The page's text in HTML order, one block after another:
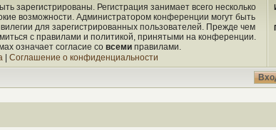
зарегистрированы. Регистрация занимает всего несколько
возможности. Администратором конференции могут быть
для зарегистрированных пользователей. Прежде чем
с правилами и политикой, принятыми на конференции.
означает согласие со всеми правилами.
| Соглашение о конфиденциальности